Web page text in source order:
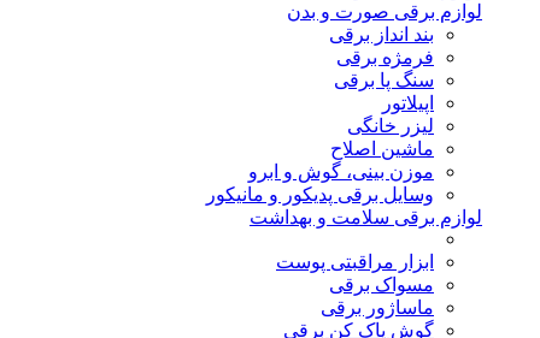
لوازم برقی صورت و بدن
بند انداز برقی
فرمژه برقی
سنگ پا برقی
اپیلاتور
لیزر خانگی
ماشین اصلاح
موزن بینی، گوش و ابرو
وسایل برقی پدیکور و مانیکور
لوازم برقی سلامت و بهداشت
ابزار مراقبتی پوست
مسواک برقی
ماساژور برقی
گوش پاک کن برقی